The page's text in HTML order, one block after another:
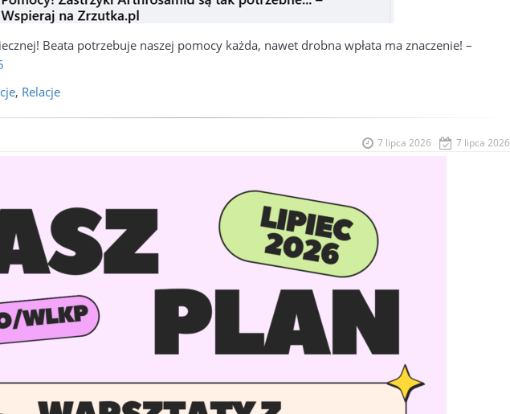
Beata potrzebuje naszej pomocy każda, nawet drobna wpłata ma znaczenie! –
, Relacje
7 lipca 2026
7 lipca 2026